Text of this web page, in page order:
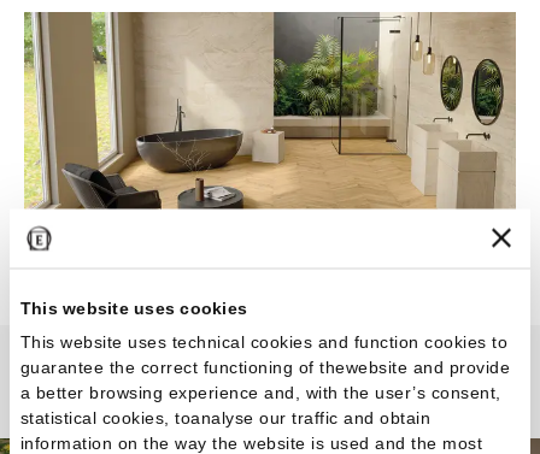
This website uses cookies
This website uses technical cookies and function cookies to
guarantee the correct functioning of thewebsite and provide
a better browsing experience and, with the user’s consent,
statistical cookies, toanalyse our traffic and obtain
information on the way the website is used and the most
Revival